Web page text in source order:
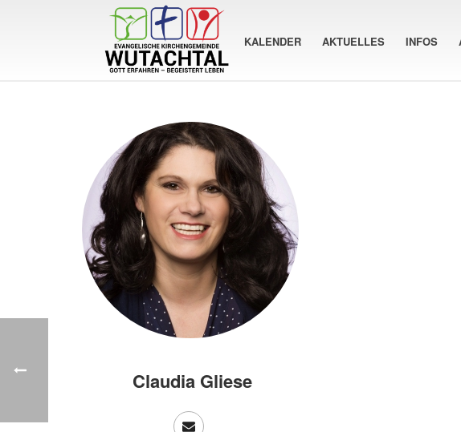
KALENDER AKTUELLES INFOS
Claudia Gliese